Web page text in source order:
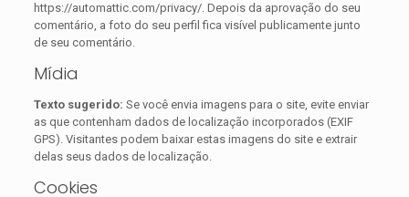
https://automattic.com/privacy/. Depois da aprovação do seu
comentário, a foto do seu perfil fica visível publicamente junto
de seu comentário.
Mídia
Texto sugerido: Se você envia imagens para o site, evite enviar
as que contenham dados de localização incorporados (EXIF
GPS). Visitantes podem baixar estas imagens do site e extrair
delas seus dados de localização.
Cookies